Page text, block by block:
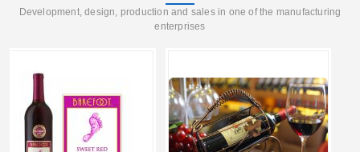
Development, design, production and sales in one of the manufacturing
enterprises